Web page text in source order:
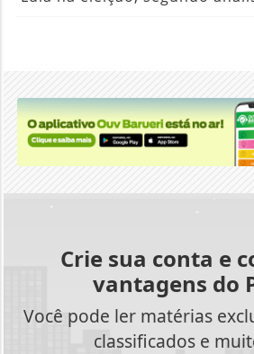
Crie sua conta e
vantagens do
Você pode ler matérias
classificados e